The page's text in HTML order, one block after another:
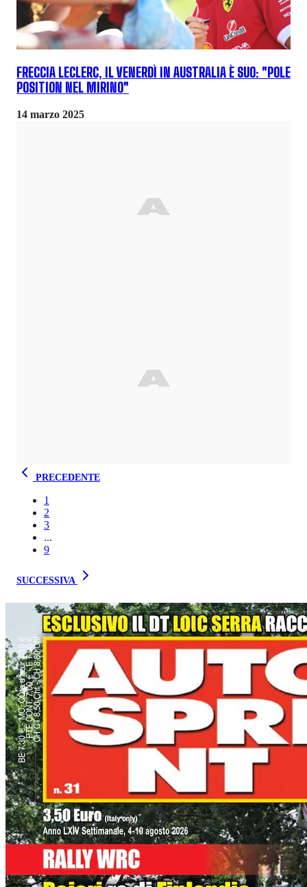
FRECCIA LECLERC, IL VENERDÌ IN AUSTRALIA È SUO: "POLE
POSITION NEL MIRINO"
14 marzo 2025
PRECEDENTE
1
2
3
...
9
SUCCESSIVA